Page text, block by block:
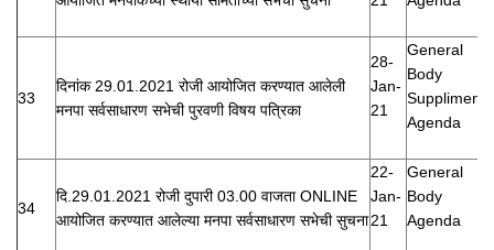
33
दिनांक 29.01.2021 रोजी आयोजित करण्यात आलेली
मनपा सर्वसाधारण सभेची पुरवणी विषय पत्रिका
28-
Jan-
21
General
Body
Suppliment
Agenda
34
दि.29.01.2021 रोजी दुपारी 03.00 वाजता ONLINE
आयोजित करण्यात आलेल्या मनपा सर्वसाधारण सभेची सुचना
22-
Jan-
21
General
Body
Agenda